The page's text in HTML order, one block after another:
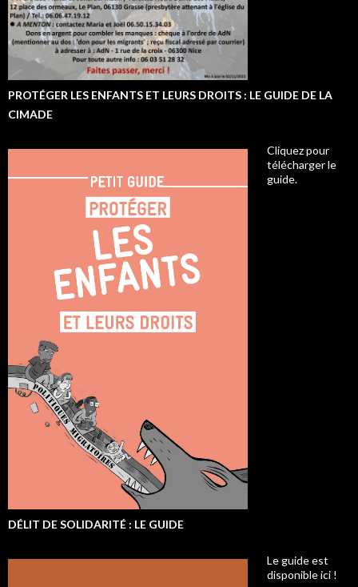
PROTÉGER LES ENFANTS ET LEURS DROITS : LE GUIDE DE LA
CIMADE
Cliquez pour
télécharger le
guide.
DÉLIT DE SOLIDARITÉ : LE GUIDE
Le guide est
disponible ici !